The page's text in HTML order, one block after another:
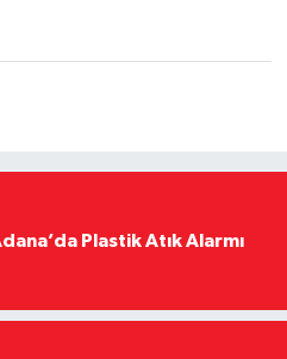
Plastik Atık Alarmı